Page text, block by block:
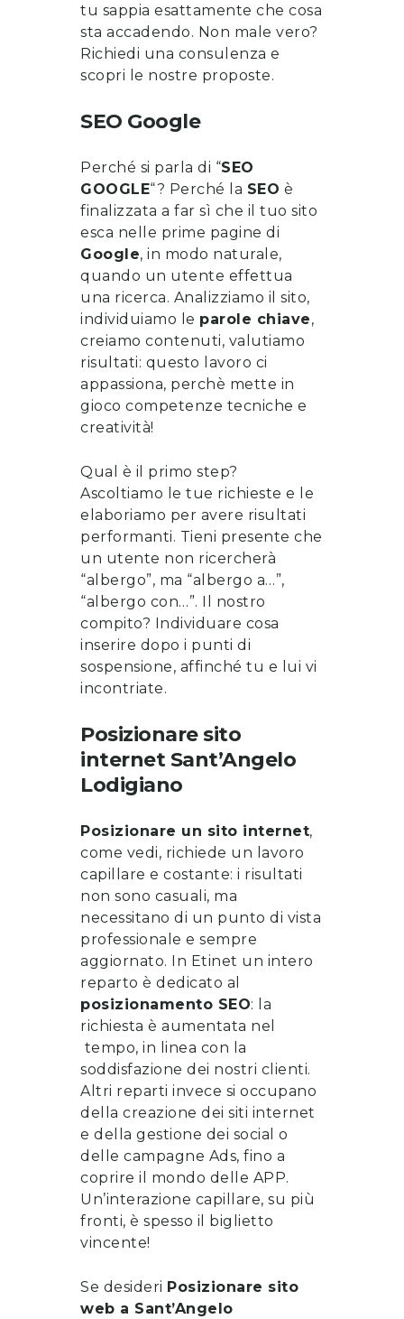
tu sappia esattamente che cosa
sta accadendo. Non male vero?
Richiedi una consulenza e
scopri le nostre proposte.
SEO Google
Perché si parla di “SEO
GOOGLE“? Perché la SEO è
finalizzata a far sì che il tuo sito
esca nelle prime pagine di
Google, in modo naturale,
quando un utente effettua
una ricerca. Analizziamo il sito,
individuiamo le parole chiave,
creiamo contenuti, valutiamo
risultati: questo lavoro ci
appassiona, perchè mette in
gioco competenze tecniche e
creatività!
Qual è il primo step?
Ascoltiamo le tue richieste e le
elaboriamo per avere risultati
performanti. Tieni presente che
un utente non ricercherà
“albergo”, ma “albergo a…”,
“albergo con…”. Il nostro
compito? Individuare cosa
inserire dopo i punti di
sospensione, affinché tu e lui vi
incontriate.
Posizionare sito
internet Sant’Angelo
Lodigiano
Posizionare un sito internet,
come vedi, richiede un lavoro
capillare e costante: i risultati
non sono casuali, ma
necessitano di un punto di vista
professionale e sempre
aggiornato. In Etinet un intero
reparto è dedicato al
posizionamento SEO: la
richiesta è aumentata nel
tempo, in linea con la
soddisfazione dei nostri clienti.
Altri reparti invece si occupano
della creazione dei siti internet
e della gestione dei social o
delle campagne Ads, fino a
coprire il mondo delle APP.
Un’interazione capillare, su più
fronti, è spesso il biglietto
vincente!
Se desideri Posizionare sito
web a Sant’Angelo